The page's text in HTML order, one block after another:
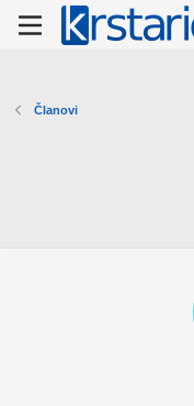
Članovi